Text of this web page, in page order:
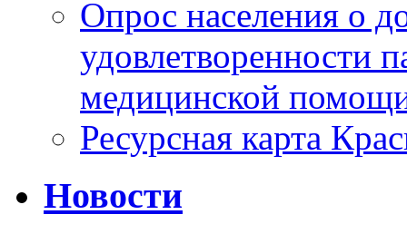
Опрос населения о
удовлетворенности
медицинской
Ресурсная карта
Новости